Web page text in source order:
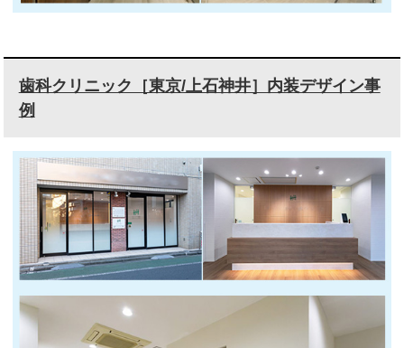
歯科クリニック［東京/上石神井］内装デザイン事
例